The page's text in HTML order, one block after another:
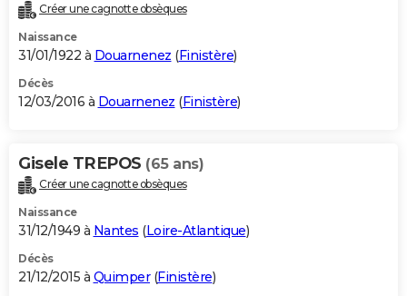
Créer une cagnotte obsèques
Naissance
31/01/1922 à Douarnenez (Finistère)
Décès
12/03/2016 à Douarnenez (Finistère)
Gisele TREPOS (65 ans)
Créer une cagnotte obsèques
Naissance
31/12/1949 à Nantes (Loire-Atlantique)
Décès
21/12/2015 à Quimper(Finistère)